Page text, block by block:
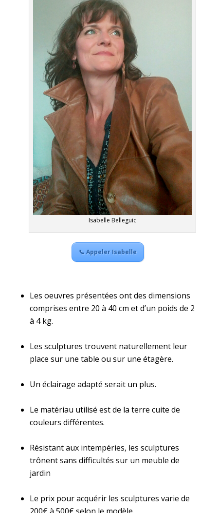
Isabelle Belleguic
📞 Appeler Isabelle
Les oeuvres présentées ont des dimensions
comprises entre 20 à 40 cm et d’un poids de 2
à 4 kg.
Les sculptures trouvent naturellement leur
place sur une table ou sur une étagère.
Un éclairage adapté serait un plus.
Le matériau utilisé est de la terre cuite de
couleurs différentes.
Résistant aux intempéries, les sculptures
trônent sans difficultés sur un meuble de
jardin
Le prix pour acquérir les sculptures varie de